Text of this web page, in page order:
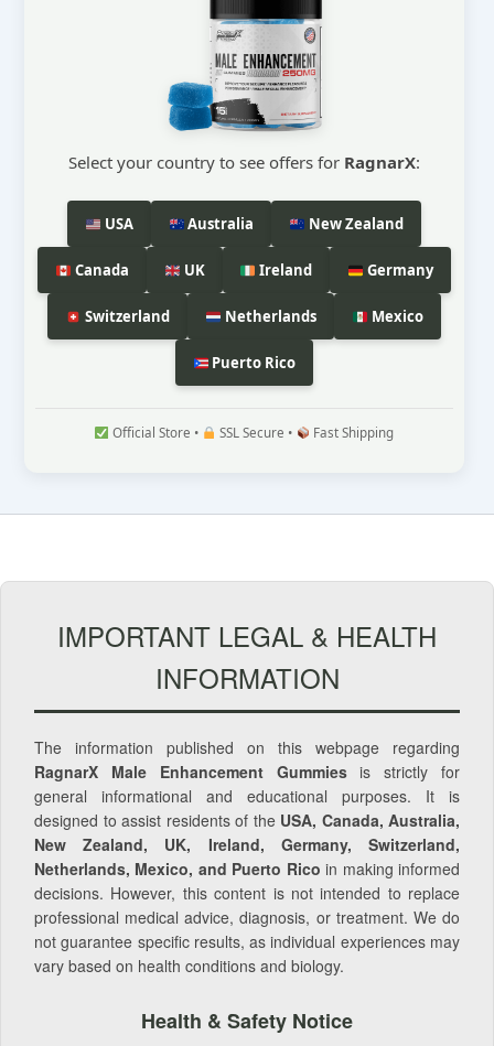
Select your country to see offers for RagnarX:
USA Australia New Zealand
Canada UK Ireland Germany
Switzerland Netherlands Mexico
Puerto Rico
Official Store • SSL Secure • Fast Shipping
IMPORTANT LEGAL & HEALTH
INFORMATION
The information published on this webpage regarding
RagnarX Male Enhancement Gummiesis strictly for
general informational and educational purposes. It is
designed to assist residents of the USA, Canada, Australia,
New Zealand, UK, Ireland, Germany, Switzerland,
Netherlands, Mexico, and Puerto Rico in making informed
decisions. However, this content is not intended to replace
professional medical advice, diagnosis, or treatment. We do
not guarantee specific results, as individual experiences may
vary based on health conditions and biology.
Health & Safety Notice